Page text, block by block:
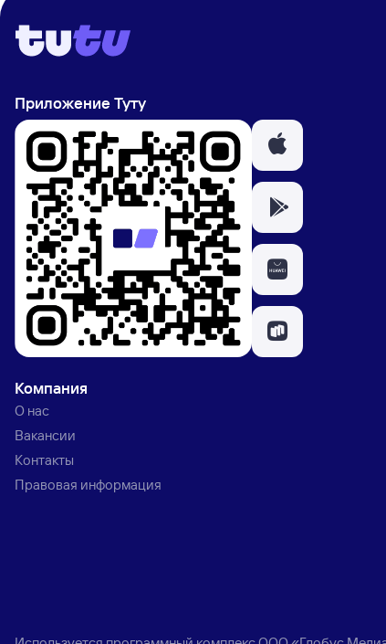
Приложение Туту
Компания
О нас
Вакансии
Контакты
Правовая информация